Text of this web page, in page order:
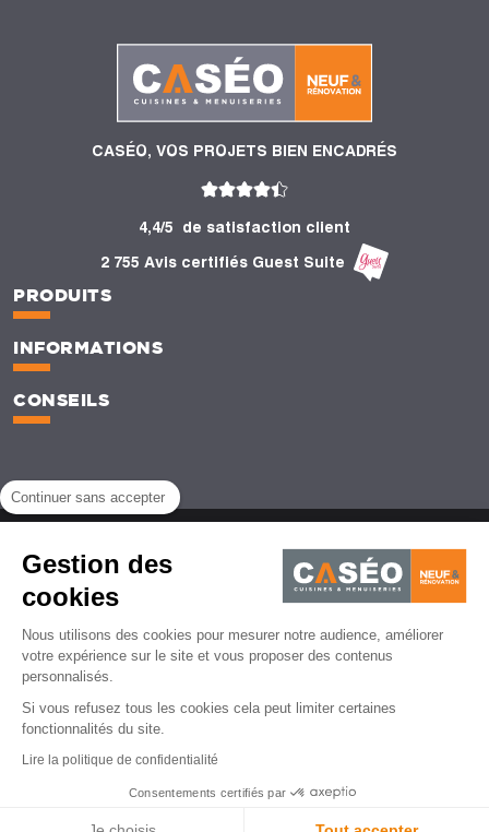
Continuer sans accepter
Gestion des
cookies
Nous utilisons des cookies pour mesurer notre audience, améliorer
votre expérience sur le site et vous proposer des contenus
personnalisés.
Si vous refusez tous les cookies cela peut limiter certaines
fonctionnalités du site.
Lire la politique de confidentialité
Consentements certifiés par
CASÉO, VOS PROJETS BIEN ENCADRÉS
4,4/5
de satisfaction client
2 755 Avis certifiés Guest Suite
PRODUITS
INFORMATIONS
CONSEILS
Politique de protection des données personnelles
CGV
Gestion des cookies
© Caséo - 2026 | Agence de création de site web - Lemon Interactive